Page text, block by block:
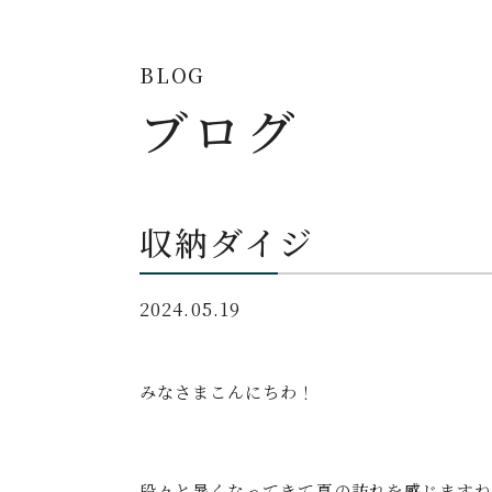
BLOG
ブログ
収納ダイジ
2024.05.19
みなさまこんにちわ！